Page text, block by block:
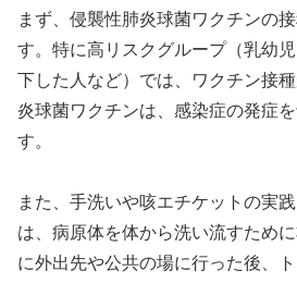
まず、侵襲性肺炎球菌ワクチンの
す。特に高リスクグループ（乳幼
下した人など）では、ワクチン接
炎球菌ワクチンは、感染症の発症
す。
また、手洗いや咳エチケットの実
は、病原体を体から洗い流すため
に外出先や公共の場に行った後、